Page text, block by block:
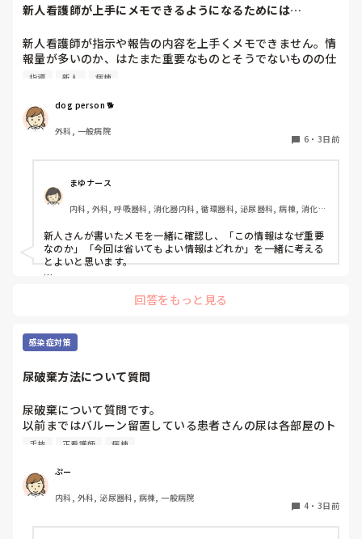
新人看護師が上手にメモできるようになるためには…
新人看護師が指示や報告の内容を上手くメモできません。情
報量が多いのか、はたまた重要なものとそうでないものの仕
分けができないのか…  肝心な事柄を逃してしまいます。何
示・報告するよう皆で努力しています。
指導 新人 病棟
dog person 🐕
外科, 一般病院
6 ・ 3日前
まゆナース
内科, 外科, 呼吸器科, 消化器内科, 循環器科, 泌尿器科, 病棟, 消化器
新人さんが書いたメモを一緒に確認し、「この情報はなぜ重要
なのか」「今回は省いてもよい情報はどれか」を一緒に考える
とよいと思います。
的に照らして振り返ることで、重要度を判断する力が少しずつ
要な内容を選べるよう支援するとよいと思います。
回答をもっと見る
感染症対策
尿破棄方法について質問
尿破棄について質問です。
以前まではバルーン留置している患者さんの尿は各部屋のト
イレに破棄する形でしたが、感染予防上汚物処理室でのみ破
物処理室に持っていくという非効率な方法になってます。尿
破棄人数は10人近くになるので病室と汚物処理室を10往復
する形に。結果尿破棄に時間がかかってます。
ットしワゴン下段に乗せて破棄していき最後まとめて汚物処
手技 正看護師 病棟
ぷー
内科, 外科, 泌尿器科, 病棟, 一般病院
4 ・ 3日前